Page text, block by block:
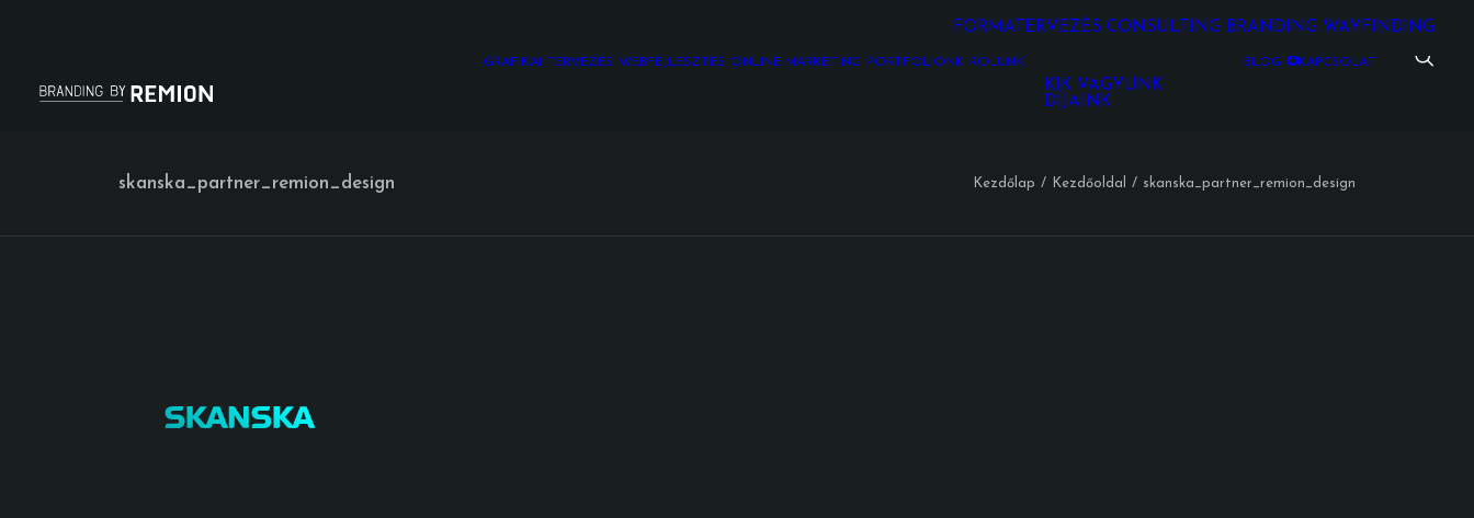
FORMATERVEZÉS CONSULTING BRANDING WAYFINDING
GRAFIKAI TERVEZÉS WEBFEJLESZTÉS ONLINE MARKETING PORTFÓLIÓNK RÓLUNK
KIK VAGYUNK
DÍJAINK
BLOG KAPCSOLAT
skanska_partner_remion_design Kezdőlap Kezdőoldal skanska_partner_remion_design